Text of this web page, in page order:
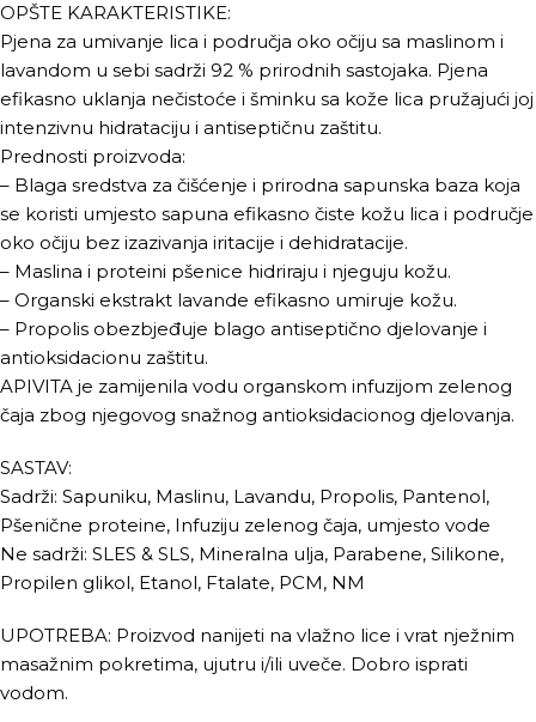
OPŠTE KARAKTERISTIKE:
Pjena za umivanje lica i područja oko očiju sa maslinom i
lavandom u sebi sadrži 92 % prirodnih sastojaka. Pjena
efikasno uklanja nečistoće i šminku sa kože lica pružajući joj
intenzivnu hidrataciju i antiseptičnu zaštitu.
Prednosti proizvoda:
– Blaga sredstva za čišćenje i prirodna sapunska baza koja
se koristi umjesto sapuna efikasno čiste kožu lica i područje
oko očiju bez izazivanja iritacije i dehidratacije.
– Maslina i proteini pšenice hidriraju i njeguju kožu.
– Organski ekstrakt lavande efikasno umiruje kožu.
– Propolis obezbjeđuje blago antiseptično djelovanje i
antioksidacionu zaštitu.
APIVITA je zamijenila vodu organskom infuzijom zelenog
čaja zbog njegovog snažnog antioksidacionog djelovanja.
SASTAV:
Sadrži: Sapuniku, Maslinu, Lavandu, Propolis, Pantenol,
Pšenične proteine, Infuziju zelenog čaja, umjesto vode
Ne sadrži: SLES & SLS, Mineralna ulja, Parabene, Silikone,
Propilen glikol, Etanol, Ftalate, PCM, NM
UPOTREBA: Proizvod nanijeti na vlažno lice i vrat nježnim
masažnim pokretima, ujutru i/ili uveče. Dobro isprati
vodom.